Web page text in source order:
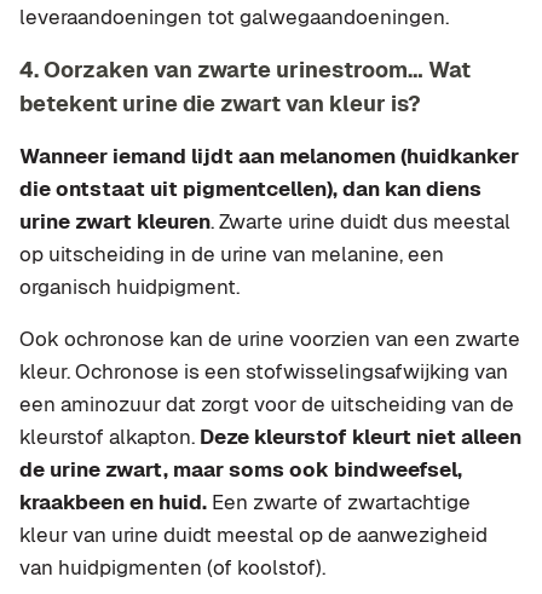
leveraandoeningen tot galwegaandoeningen.
4. Oorzaken van zwarte urinestroom… Wat
betekent urine die zwart van kleur is?
Wanneer iemand lijdt aan melanomen (huidkanker
die ontstaat uit pigmentcellen), dan kan diens
urine zwart kleuren. Zwarte urine duidt dus meestal
op uitscheiding in de urine van melanine, een
organisch huidpigment.
Ook ochronose kan de urine voorzien van een zwarte
kleur. Ochronose is een stofwisselingsafwijking van
een aminozuur dat zorgt voor de uitscheiding van de
kleurstof alkapton. Deze kleurstof kleurt niet alleen
de urine zwart, maar soms ook bindweefsel,
kraakbeen en huid. Een zwarte of zwartachtige
kleur van urine duidt meestal op de aanwezigheid
van huidpigmenten (of koolstof).